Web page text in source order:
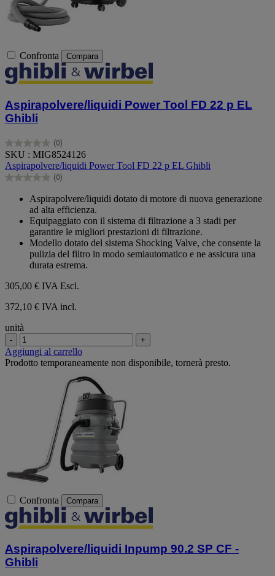
Confronta Compara
Aspirapolvere/liquidi Power Tool FD 22 p EL
Ghibli
(0)
0.0
su
5
stelle.
SKU : MIG8524126
Aspirapolvere/liquidi Power Tool FD 22 p EL Ghibli
(0)
0.0
Aspirapolvere/liquidi dotato di motore di nuova generazione
ad alta efficienza.
Equipaggiato con il sistema di filtrazione a 3 stadi per
garantire le migliori prestazioni di filtrazione.
Modello dotato del sistema Shocking Valve, che consente la
pulizia del filtro in modo semiautomatico e ne assicura una
durata estrema.
305,00 € IVA Escl.
372,10 € IVA incl.
unità
- +
Aggiungi al carrello
Prodotto temporaneamente non disponibile, tornerà presto.
Confronta Compara
Aspirapolvere/liquidi Inpump 90.2 SP CF -
Ghibli